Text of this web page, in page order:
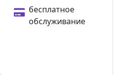
бесплатное
обслуживание